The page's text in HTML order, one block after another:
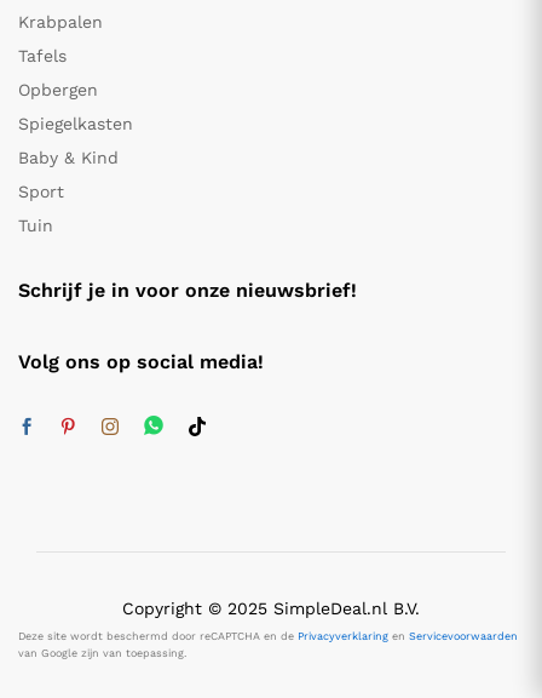
Krabpalen
Tafels
Opbergen
Spiegelkasten
Baby & Kind
Sport
Tuin
Schrijf je in voor onze nieuwsbrief!
Volg ons op social media!
Copyright © 2025 SimpleDeal.nl B.V.
Deze site wordt beschermd door reCAPTCHA en de Privacyverklaring en Servicevoorwaarden
van Google zijn van toepassing.